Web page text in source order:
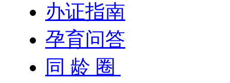
办证指南
孕育问答
同 龄 圈